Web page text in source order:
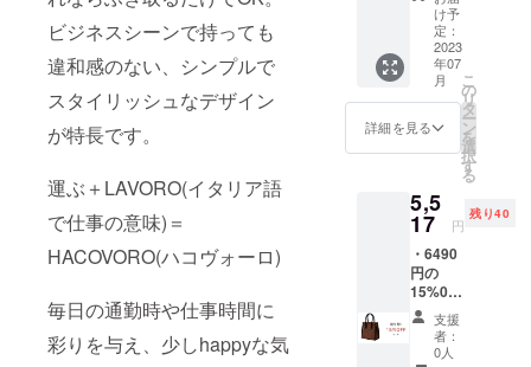
ビジネスシーンで持っても
違和感のない、シンプルで
スタイリッシュなデザイン
が特長です。
運ぶ＋LAVORO(イタリア語
で仕事の意味)＝
HACOVORO(ハコヴォーロ)
毎日の通勤時や仕事時間に
彩りを与え、少しhappyな気
申込み
順に発
送のス
タート
を予定
りま
す。
なる場
合がご
ざいま
す。 ※
革はそ
の時の
ロット
る為、
色合い
りま
す。
※2023
年7月中
旬よ
り、お
更にな
る場合
がござ
いま
す。 ※
想定以
上の受
品予定
が遅れ
る場合
がござ
いま
す。 ※
モニ
ター上
の色合
ご提供
【商品
単品
5000 ＋
送料600
=
5600（
6160）
(税込)】
型
(4041)×
1点(ブ
ラッ
ク/6023
) ※仕
様、デ
ザイン
等、変
け予
定：
2023
年07
月
詳細を見る
こ
の
リ
タ
ー
ン
を
選
択
す
る
5,5
17 円
残り40
・6490
円の
15%0F
F →
5517円
（税
支援
者：
0人